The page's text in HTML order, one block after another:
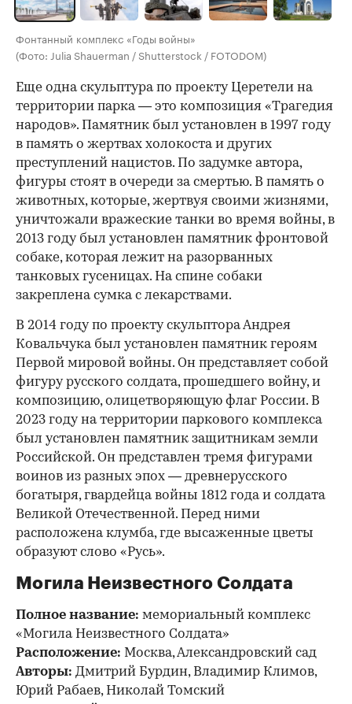
Фонтанный комплекс «Годы войны»
(Фото: Julia Shauerman / Shutterstock / FOTODOM)
Еще одна скульптура по проекту Церетели на
территории парка — это композиция «Трагедия
народов». Памятник был установлен в 1997 году
в память о жертвах холокоста и других
преступлений нацистов. По задумке автора,
фигуры стоят в очереди за смертью. В память о
животных, которые, жертвуя своими жизнями,
уничтожали вражеские танки во время войны, в
2013 году был установлен памятник фронтовой
собаке, которая лежит на разорванных
танковых гусеницах. На спине собаки
закреплена сумка с лекарствами.
В 2014 году по проекту скульптора Андрея
Ковальчука был установлен памятник героям
Первой мировой войны. Он представляет собой
фигуру русского солдата, прошедшего войну, и
композицию, олицетворяющую флаг России. В
2023 году на территории паркового комплекса
был установлен памятник защитникам земли
Российской. Он представлен тремя фигурами
воинов из разных эпох — древнерусского
богатыря, гвардейца войны 1812 года и солдата
Великой Отечественной. Перед ними
расположена клумба, где высаженные цветы
образуют слово «Русь».
Могила Неизвестного Солдата
Полное название: мемориальный комплекс
«Могила Неизвестного Солдата»
Расположение: Москва, Александровский сад
Авторы: Дмитрий Бурдин, Владимир Климов,
Юрий Рабаев, Николай Томский